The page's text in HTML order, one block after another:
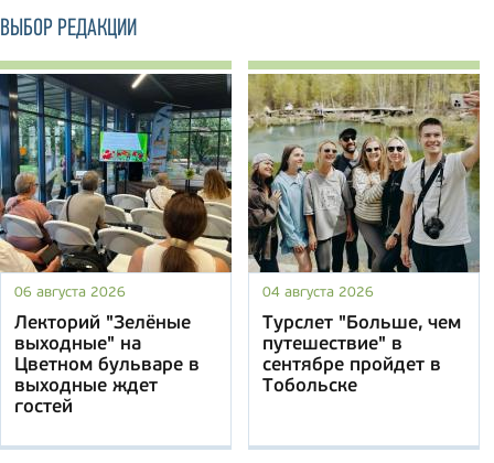
ВЫБОР РЕДАКЦИИ
06 августа 2026
Лекторий "Зелёные
выходные" на
Цветном бульваре в
выходные ждет
гостей
04 августа 2026
Турслет "Больше, чем
путешествие" в
сентябре пройдет в
Тобольске